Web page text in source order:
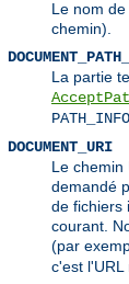
Le nom
chemin).
La partie
PATH_INFO
DOCUMENT_URI
Le chemin
demandé
de fichiers
courant.
(par
c'est l'URL